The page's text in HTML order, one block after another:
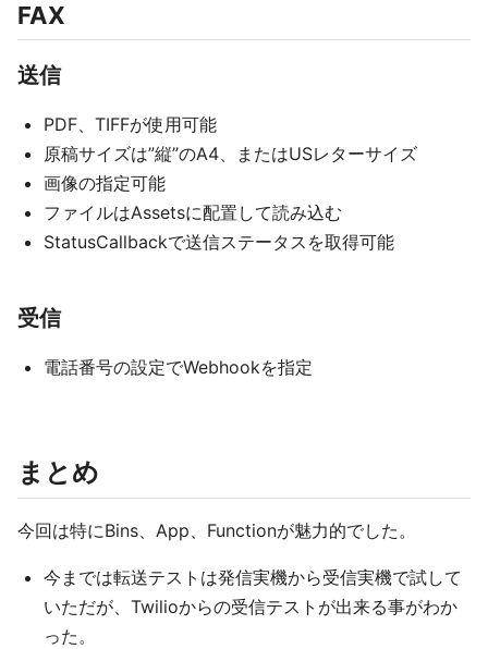
FAX
送信
PDF、TIFFが使用可能
原稿サイズは”縦”のA4、またはUSレターサイズ
画像の指定可能
ファイルはAssetsに配置して読み込む
StatusCallbackで送信ステータスを取得可能
受信
電話番号の設定でWebhookを指定
まとめ
今回は特にBins、App、Functionが魅力的でした。
今までは転送テストは発信実機から受信実機で試して
いただが、Twilioからの受信テストが出来る事がわか
った。